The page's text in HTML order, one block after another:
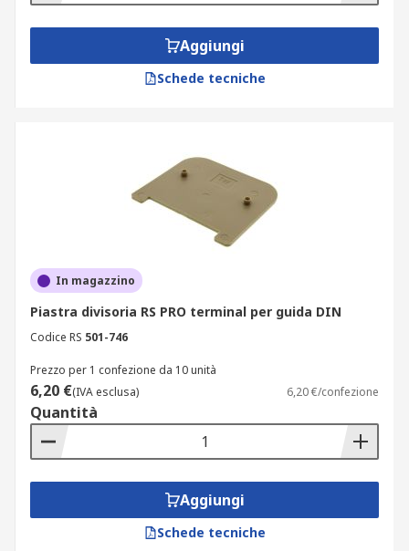
Aggiungi
Schede tecniche
In magazzino
Piastra divisoria RS PRO terminal per guida DIN
Codice RS 501-746
Prezzo per 1 confezione da 10 unità
6,20 €(IVA esclusa) 6,20 €/confezione
Quantità
Aggiungi
Schede tecniche